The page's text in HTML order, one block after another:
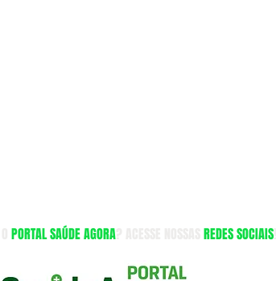
PORTAL SAÚDE AGORA? ACESSE NOSSAS REDES SOCIAIS!